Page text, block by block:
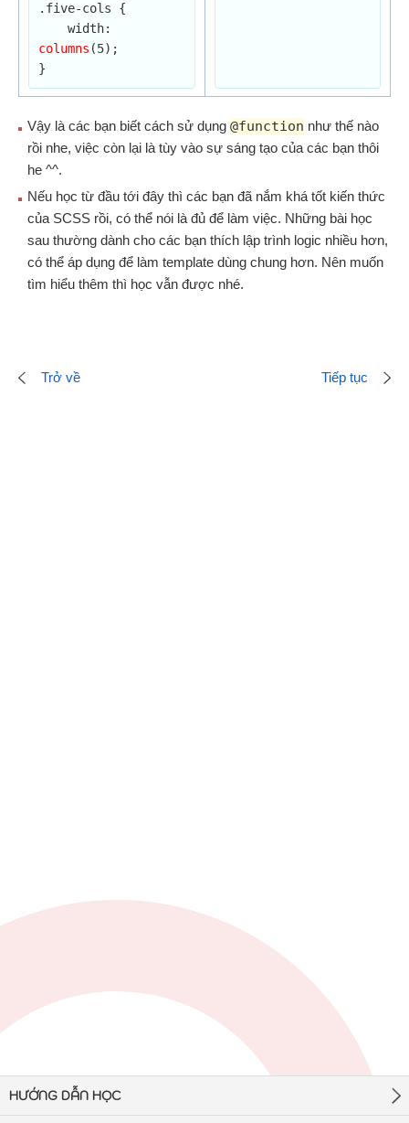
.five-cols {
columns (5);
}
Vậy là các bạn biết cách sử dụng @function như thế nào
rồi nhe, việc còn lại là tùy vào sự sáng tạo của các bạn thôi
he ^^.
Nếu học từ đầu tới đây thì các bạn đã nắm khá tốt kiến thức
của SCSS rồi, có thể nói là đủ để làm việc. Những bài học
sau thường dành cho các bạn thích lập trình logic nhiều hơn,
có thể áp dụng để làm template dùng chung hơn. Nên muốn
tìm hiểu thêm thì học vẫn được nhé.
Trở về Tiếp tục
HƯỚNG DẪN HỌC